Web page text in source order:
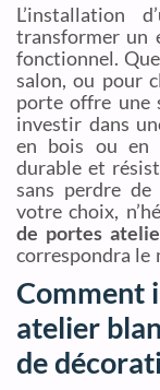
L’installation
transformer un
fonctionnel.
salon, ou pour
porte offre une
investir dans
en bois ou en
durable et
sans perdre de
votre choix,
de portes
correspondra le
Comment
atelier
de